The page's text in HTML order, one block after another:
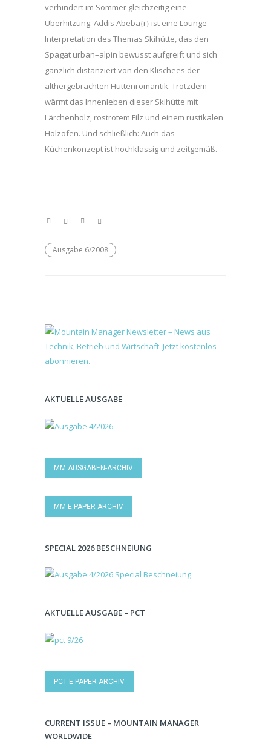
verhindert im Sommer gleichzeitig eine
Überhitzung. Addis Abeba{r} ist eine Lounge-
Interpretation des Themas Skihütte, das den
Spagat urban–alpin bewusst aufgreift und sich
gänzlich distanziert von den Klischees der
althergebrachten Hüttenromantik. Trotzdem
wärmt das Innenleben dieser Skihütte mit
Lärchenholz, rostrotem Filz und einem rustikalen
Holzofen. Und schließlich: Auch das
Küchenkonzept ist hochklassig und zeitgemäß.
Ausgabe 6/2008
AKTUELLE AUSGABE
MM AUSGABEN-ARCHIV
MM E-PAPER-ARCHIV
SPECIAL 2026 BESCHNEIUNG
AKTUELLE AUSGABE – PCT
PCT E-PAPER-ARCHIV
CURRENT ISSUE – MOUNTAIN MANAGER
WORLDWIDE